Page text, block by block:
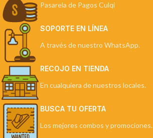
Pasarela de Pagos Culqi
SOPORTE EN LÍNEA
A través de nuestro WhatsApp.
RECOJO EN TIENDA
En cualquiera de nuestros locales.
BUSCA TU OFERTA
Los mejores combos y promociones.